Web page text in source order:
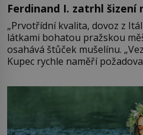
Ferdinand I. zatrhl šizení
„Prvotřídní kvalita, dovoz z
látkami bohatou pražskou
osahává štůček mušelínu.
Kupec rychle naměří
milostpaní. Stačí jenom na
množství růžového mušelínu.
Vezme do ruky dřevěnou